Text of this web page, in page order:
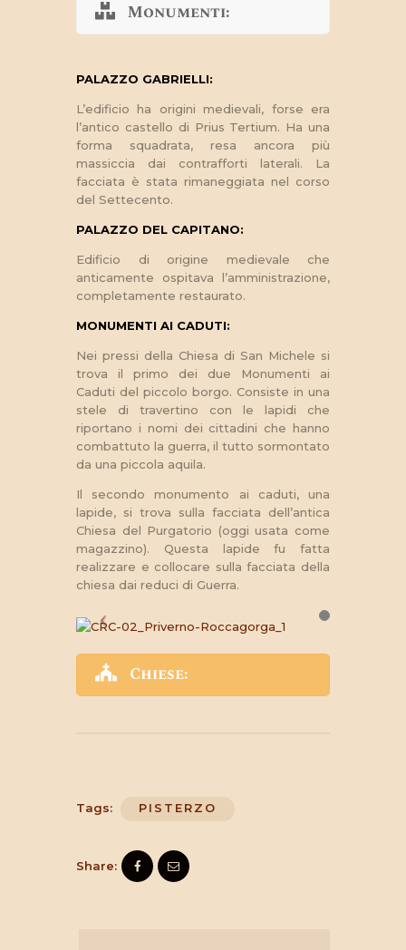
Monumenti:
PALAZZO GABRIELLI:
L’edificio ha origini medievali, forse era
l’antico castello di Prius Tertium. Ha una
forma squadrata, resa ancora più
massiccia dai contrafforti laterali. La
facciata è stata rimaneggiata nel corso
del Settecento.
PALAZZO DEL CAPITANO:
Edificio di origine medievale che
anticamente ospitava l’amministrazione,
completamente restaurato.
MONUMENTI AI CADUTI:
Nei pressi della Chiesa di San Michele si
trova il primo dei due Monumenti ai
Caduti del piccolo borgo. Consiste in una
stele di travertino con le lapidi che
riportano i nomi dei cittadini che hanno
combattuto la guerra, il tutto sormontato
da una piccola aquila.
Il secondo monumento ai caduti, una
lapide, si trova sulla facciata dell’antica
Chiesa del Purgatorio (oggi usata come
magazzino). Questa lapide fu fatta
realizzare e collocare sulla facciata della
chiesa dai reduci di Guerra.
Chiese:
Tags: PISTERZO
Share: